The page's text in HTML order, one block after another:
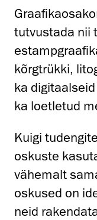
tutvustada nii
kõrgtrükki,
ka
ka loetletud
Kuigi
oskuste
vähemalt
oskused on
neid